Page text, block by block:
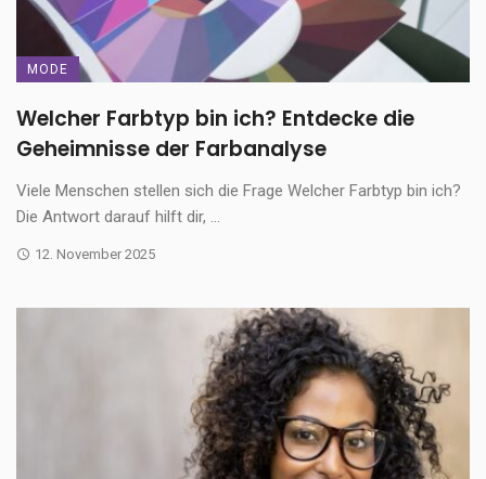
MODE
Welcher Farbtyp bin ich? Entdecke die
Geheimnisse der Farbanalyse
Viele Menschen stellen sich die Frage Welcher Farbtyp bin ich?
Die Antwort darauf hilft dir, ...
12. November 2025